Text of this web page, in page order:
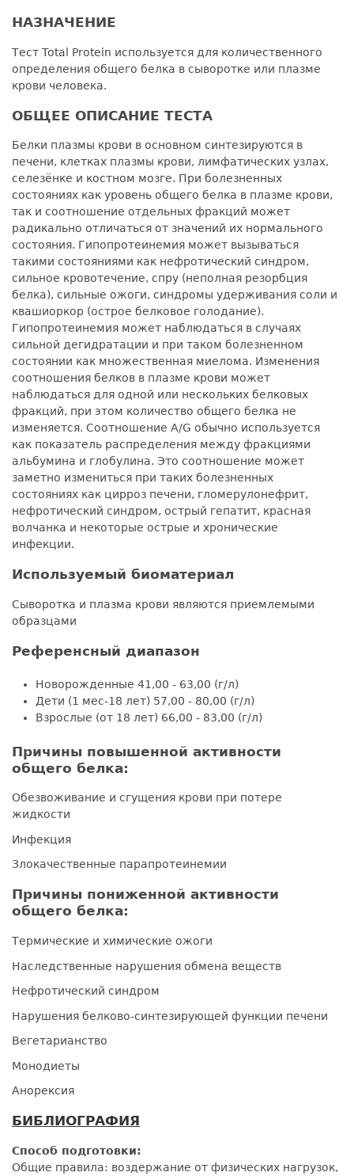
НАЗНАЧЕНИЕ
Тест Total Protein используется для количественного
определения общего белка в сыворотке или плазме
крови человека.
ОБЩЕЕ ОПИСАНИЕ ТЕСТА
Белки плазмы крови в основном синтезируются в
печени, клетках плазмы крови, лимфатических узлах,
селезёнке и костном мозге. При болезненных
состояниях как уровень общего белка в плазме крови,
так и соотношение отдельных фракций может
радикально отличаться от значений их нормального
состояния. Гипопротеинемия может вызываться
такими состояниями как нефротический синдром,
сильное кровотечение, спру (неполная резорбция
белка), сильные ожоги, синдромы удерживания соли и
квашиоркор (острое белковое голодание).
Гипопротеинемия может наблюдаться в случаях
сильной дегидратации и при таком болезненном
состоянии как множественная миелома. Изменения
соотношения белков в плазме крови может
наблюдаться для одной или нескольких белковых
фракций, при этом количество общего белка не
изменяется. Соотношение A/G обычно используется
как показатель распределения между фракциями
альбумина и глобулина. Это соотношение может
заметно измениться при таких болезненных
состояниях как цирроз печени, гломерулонефрит,
нефротический синдром, острый гепатит, красная
волчанка и некоторые острые и хронические
инфекции.
Используемый биоматериал
Сыворотка и плазма крови являются приемлемыми
образцами
Референсный диапазон
Новорожденные 41,00 - 63,00 (г/л)
Дети (1 мес-18 лет) 57,00 - 80,00 (г/л)
Взрослые (от 18 лет) 66,00 - 83,00 (г/л)
Причины повышенной активности
общего белка:
Обезвоживание и сгущения крови при потере
жидкости
Инфекция
Злокачественные парапротеинемии
Причины пониженной активности
общего белка:
Термические и химические ожоги
Наследственные нарушения обмена веществ
Нефротический синдром
Нарушения белково-синтезирующей функции печени
Вегетарианство
Монодиеты
Анорексия
БИБЛИОГРАФИЯ
Способ подготовки:
Общие правила: воздержание от физических нагрузок,